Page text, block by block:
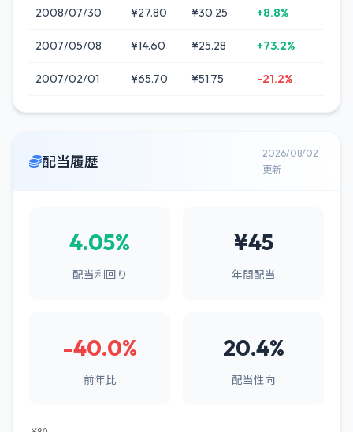
2008/07/30 ¥27.80 ¥30.25 +8.8%
2007/05/08 ¥14.60 ¥25.28 +73.2%
2007/02/01 ¥65.70 ¥51.75 -21.2%
配当履歴
2026/08/02
更新
4.05%
配当利回り
¥45
年間配当
-40.0%
前年比
20.4%
配当性向